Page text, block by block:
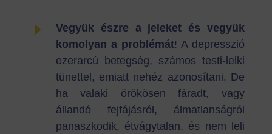
E
Vegyük észre a jeleket és vegyük
komolyan a problémát! A depresszió
ezerarcú betegség, számos testi-lelki
tünettel, emiatt nehéz azonosítani. De
ha valaki örökösen fáradt, vagy
állandó fejfájásról, álmatlanságról
panaszkodik, étvágytalan, és nem leli